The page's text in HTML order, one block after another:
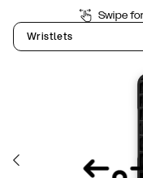
Swipe
Wristlets